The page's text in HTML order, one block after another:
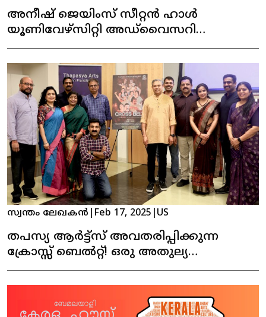
അനീഷ് ജെയിംസ് സീറ്റൻ ഹാൾ
യൂണിവേഴ്‌സിറ്റി അഡ്‌വൈസറി
കൗൺസിലിലേക്ക് തിരഞ്ഞെടുക്കപ്പെട്ടു
സ്വന്തം ലേഖകൻ Feb 17, 2025 US
തപസ്യ ആർട്ട്സ് അവതരിപ്പിക്കുന്ന
ക്രോസ്സ് ബെൽറ്റ്! ഒരു അതുല്യ
നാടകാനുഭവം!